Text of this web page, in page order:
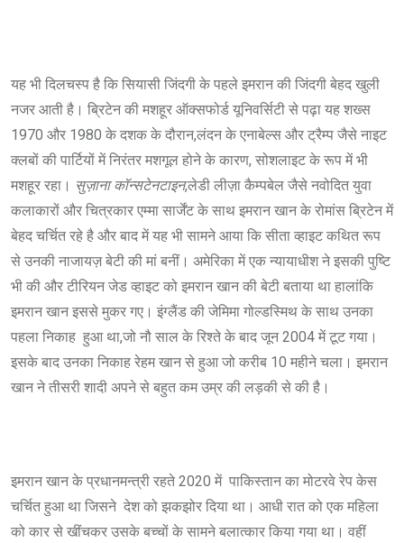
यह भी दिलचस्प है कि सियासी जिंदगी के पहले इमरान की जिंदगी बेहद खुली
नजर आती है। ब्रिटेन की मशहूर ऑक्सफोर्ड यूनिवर्सिटी से पढ़ा यह शख्स
1970 और 1980 के दशक के दौरान,लंदन के एनाबेल्स और ट्रैम्प जैसे नाइट
क्लबों की पार्टियों में निरंतर मशगूल होने के कारण, सोशलाइट के रूप में भी
मशहूर रहा। सुज़ाना कॉन्सटेनटाइन,लेडी लीज़ा कैम्पबेल जैसे नवोदित युवा
कलाकारों और चित्रकार एम्मा सार्जेंट के साथ इमरान खान के रोमांस ब्रिटेन में
बेहद चर्चित रहे है और बाद में यह भी सामने आया कि सीता व्हाइट कथित रूप
से उनकी नाजायज़ बेटी की मां बनीं। अमेरिका में एक न्यायाधीश ने इसकी पुष्टि
भी की और टीरियन जेड व्हाइट को इमरान खान की बेटी बताया था हालांकि
इमरान खान इससे मुकर गए। इंग्लैंड की जेमिमा गोल्डस्मिथ के साथ उनका
पहला निकाह हुआ था,जो नौ साल के रिश्ते के बाद जून 2004 में टूट गया।
इसके बाद उनका निकाह रेहम खान से हुआ जो करीब 10 महीने चला। इमरान
खान ने तीसरी शादी अपने से बहुत कम उम्र की लड़की से की है।
इमरान खान के प्रधानमन्त्री रहते 2020 में पाकिस्तान का मोटरवे रेप केस
चर्चित हुआ था जिसने देश को झकझोर दिया था। आधी रात को एक महिला
को कार से खींचकर उसके बच्चों के सामने बलात्कार किया गया था। वहीं